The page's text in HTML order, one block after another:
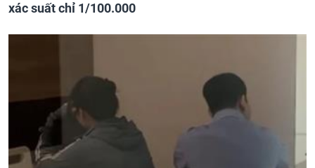
xác suất chỉ 1/100.000